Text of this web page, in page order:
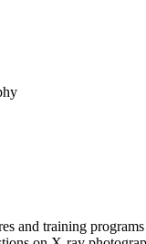
and training